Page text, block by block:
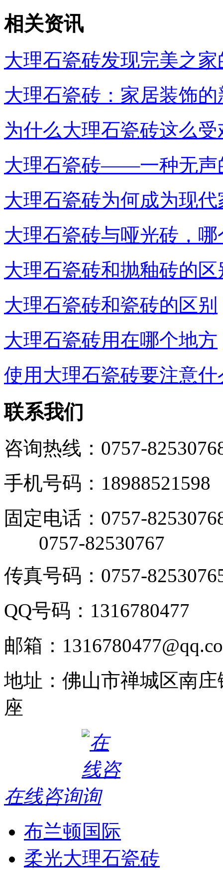
相关资讯
大理石瓷砖发现完美之家
大理石瓷砖：家居装饰的
为什么大理石瓷砖这么受
大理石瓷砖——一种无声
大理石瓷砖为何成为现
大理石瓷砖与哑光砖，哪
大理石瓷砖和抛釉砖的区
大理石瓷砖和瓷砖的区别
大理石瓷砖用在哪个地方
使用大理石瓷砖要注意什
联系我们
咨询热线：0757-
手机号码：18988521598
固定电话：0757-
0757-82530767
传真号码：0757-
QQ号码：1316780477
邮箱：
地址：佛山市禅城区南
座
在线咨询
布兰顿国际
柔光大理石瓷砖